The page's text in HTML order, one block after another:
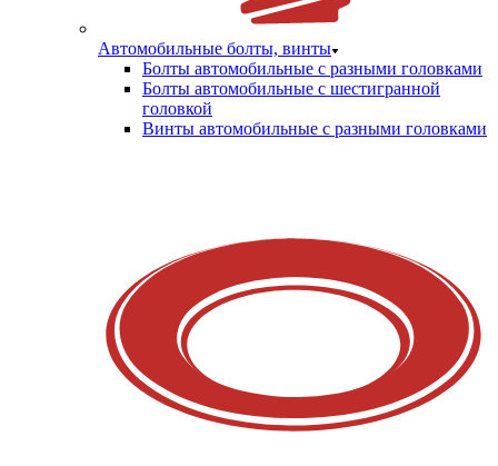
Автомобильные болты, винты
Болты автомобильные с разными головками
Болты автомобильные с шестигранной
головкой
Винты автомобильные с разными головками